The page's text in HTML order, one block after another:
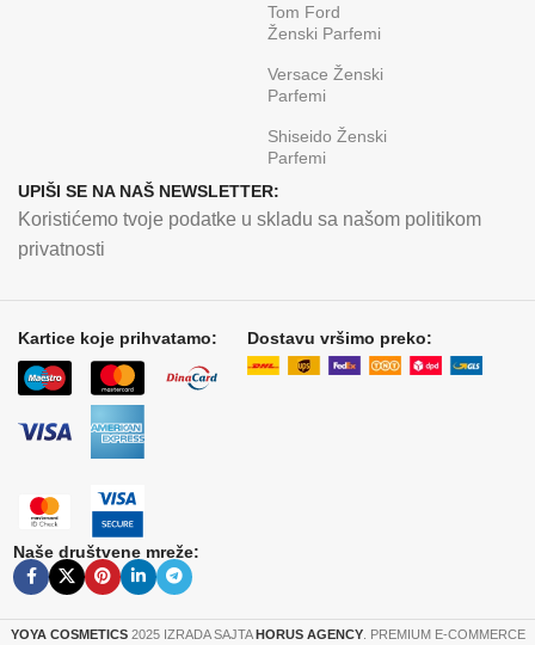
Tom Ford
Ženski Parfemi
Versace Ženski
Parfemi
Shiseido Ženski
Parfemi
UPIŠI SE NA NAŠ NEWSLETTER:
Koristićemo tvoje podatke u skladu sa našom politikom
privatnosti
Kartice koje prihvatamo: Dostavu vršimo preko:
Naše društvene mreže:
YOYA COSMETICS 2025 IZRADA SAJTAHORUS AGENCY. PREMIUM E-COMMERCE